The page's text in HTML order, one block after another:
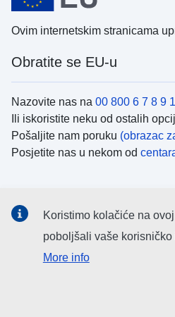
Ovim internetskim stranicama
Obratite se EU-u
Nazovite nas na 00 800 6 7 8 9
Ili iskoristite neku od ostalih
Pošaljite nam poruku (obrazac
Posjetite nas u nekom od
Potražite kanale EU-a na
Koristimo kolačiće na
poboljšali vaše korisničko
More info